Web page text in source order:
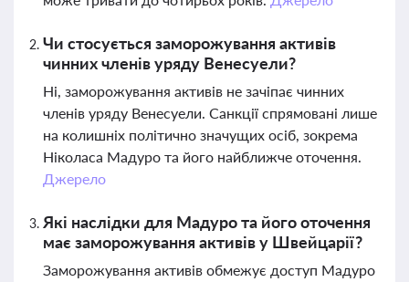
Чи стосується заморожування активів
чинних членів уряду Венесуели?
Ні, заморожування активів не зачіпає чинних
членів уряду Венесуели. Санкції спрямовані лише
на колишніх політично значущих осіб, зокрема
Ніколаса Мадуро та його найближче оточення.
Джерело
Які наслідки для Мадуро та його оточення
має заморожування активів у Швейцарії?
Заморожування активів обмежує доступ Мадуро